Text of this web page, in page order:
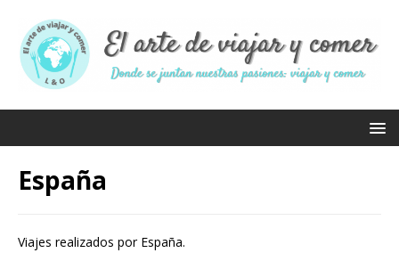
España
Viajes realizados por España.